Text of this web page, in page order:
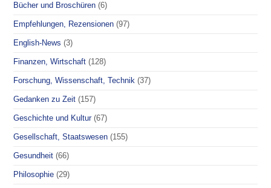
Bücher und Broschüren (6)
Empfehlungen, Rezensionen (97)
English-News (3)
Finanzen, Wirtschaft (128)
Forschung, Wissenschaft, Technik (37)
Gedanken zu Zeit (157)
Geschichte und Kultur (67)
Gesellschaft, Staatswesen (155)
Gesundheit (66)
Philosophie (29)